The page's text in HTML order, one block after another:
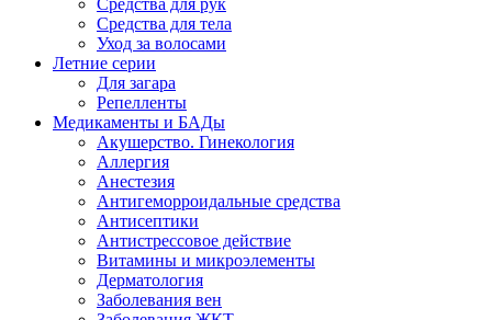
Средства для рук
Средства для тела
Уход за волосами
Летние серии
Для загара
Репелленты
Медикаменты и БАДы
Акушерство. Гинекология
Аллергия
Анестезия
Антигеморроидальные средства
Антисептики
Антистрессовое действие
Витамины и микроэлементы
Дерматология
Заболевания вен